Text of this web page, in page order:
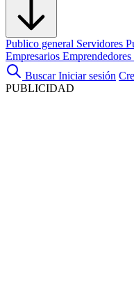
Publico general Servidores
Empresarios Emprendedores
Buscar Iniciar sesión
PUBLICIDAD